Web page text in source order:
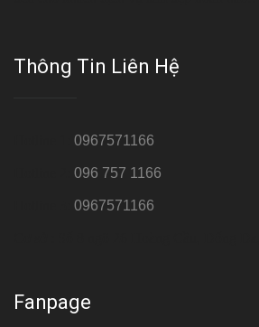
Thông Tin Liên Hệ
0967571166
096 757 1166
0967571166
Fanpage